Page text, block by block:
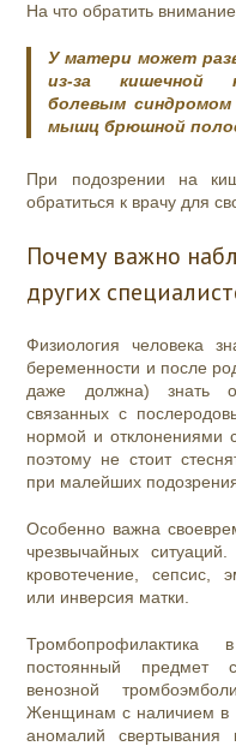
На что обратить
У матери может
из-за кишечной
болевым
мышц брюшной
При подозрении на
обратиться к врачу для
Почему важно
других
Физиология человека
беременности и после
даже должна) знать о
связанных с
нормой и отклонениями
поэтому не стоит
при малейших
Особенно важна
чрезвычайных
кровотечение, сепсис,
или инверсия матки.
постоянный предмет
венозной
Женщинам с наличием в
аномалий свертывания